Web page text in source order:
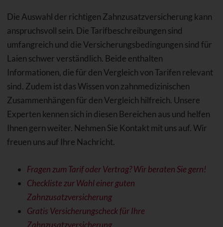
Die Auswahl der richtigen Zahnzusatzversicherung kann
anspruchsvoll sein. Die Tarifbeschreibungen sind
umfangreich und die Versicherungsbedingungen sind für
Laien schwer verständlich. Beide enthalten
Informationen, die für den Vergleich von Tarifen relevant
sind. Zudem ist das Wissen von zahnmedizinischen
Zusammenhängen für den Vergleich hilfreich. Unsere
Experten kennen sich in diesen Bereichen aus und helfen
Ihnen gern weiter. Nehmen Sie Kontakt mit uns auf. Wir
freuen uns auf Ihre Nachricht.
Fragen zum Tarif oder Vertrag? Wir beraten Sie gern!
Checkliste zur Wahl einer guten
Zahnzusatzversicherung
Gratis Versicherungscheck für Ihre
Zahnzusatzversicherung